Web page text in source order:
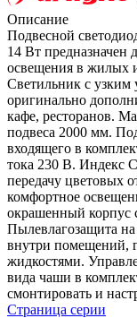
Описание
Подвесной
14 Вт предназначен
освещения в жилых
Светильник с узким
оригинально
кафе, ресторанов.
подвеса 2000 мм.
входящего в
тока 230 В. Индекс
передачу цветовых
комфортное
окрашенный корпус
Пылевлагозащита
внутри помещений,
жидкостями.
вида чаши в
смонтировать и
Страница серии